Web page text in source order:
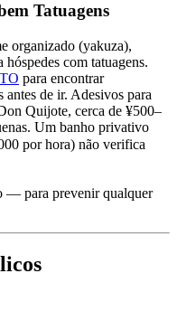
Tatuagens
organizado (yakuza),
hóspedes com tatuagens.
para encontrar
antes de ir. Adesivos para
Quijote, cerca de ¥500–
Um banho privativo
por hora) não verifica
— para prevenir qualquer